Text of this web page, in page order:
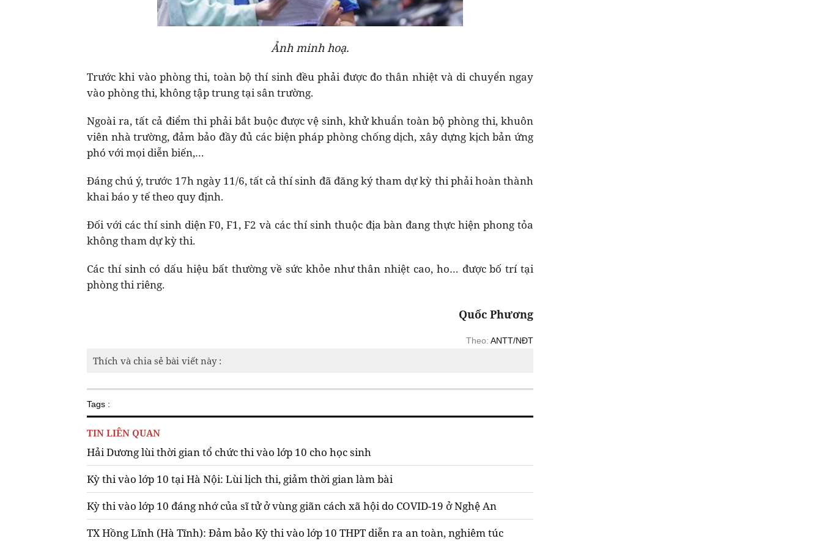
Ảnh minh hoạ.
Trước khi vào phòng thi, toàn bộ thí sinh đều phải được đo thân nhiệt và di chuyển ngay
vào phòng thi, không tập trung tại sân trường.
Ngoài ra, tất cả điểm thi phải bắt buộc được vệ sinh, khử khuẩn toàn bộ phòng thi, khuôn
viên nhà trường, đảm bảo đầy đủ các biện pháp phòng chống dịch, xây dựng kịch bản ứng
phó với mọi diễn biến,…
Đáng chú ý, trước 17h ngày 11/6, tất cả thí sinh đã đăng ký tham dự kỳ thi phải hoàn thành
khai báo y tế theo quy định.
Đối với các thí sinh diện F0, F1, F2 và các thí sinh thuộc địa bàn đang thực hiện phong tỏa
không tham dự kỳ thi.
Các thí sinh có dấu hiệu bất thường về sức khỏe như thân nhiệt cao, ho… được bố trí tại
phòng thi riêng.
Quốc Phương
Theo: ANTT/NĐT
Thích và chia sẻ bài viết này :
Tags :
TIN LIÊN QUAN
Hải Dương lùi thời gian tổ chức thi vào lớp 10 cho học sinh
Kỳ thi vào lớp 10 tại Hà Nội: Lùi lịch thi, giảm thời gian làm bài
Kỳ thi vào lớp 10 đáng nhớ của sĩ tử ở vùng giãn cách xã hội do COVID-19 ở Nghệ An
TX Hồng Lĩnh (Hà Tĩnh): Đảm bảo Kỳ thi vào lớp 10 THPT diễn ra an toàn, nghiêm túc